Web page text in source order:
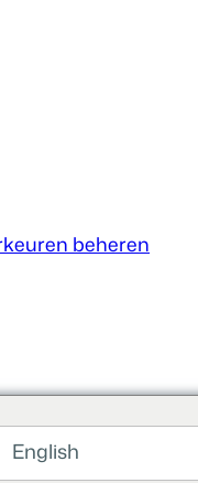
beheren
English